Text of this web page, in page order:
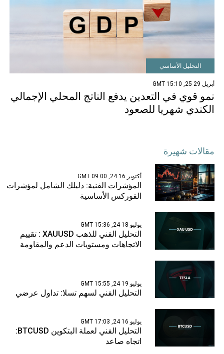
التحليل الأساسي
أبريل 29 25, 15:10 GMT
نمو قوي في التعدين يدفع الناتج المحلي الإجمالي
الكندي شهريا للصعود
مقالات شهيرة
أكتوبر 16 24, 09:00 GMT
المؤشرات الفنية: دليلك الشامل لمؤشرات
الفوركس الأساسية
يوليو 18 24, 15:36 GMT
التحليل الفني للذهب XAUUSD : تقييم
الاتجاهات ومستويات الدعم والمقاومة
يوليو 19 24, 15:55 GMT
التحليل الفني لسهم تسلا: تداول عرضي
يوليو 16 24, 17:03 GMT
التحليل الفني لعملة البتكوين BTCUSD:
اتجاه صاعد